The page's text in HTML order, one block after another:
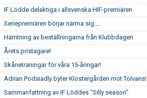
IF Lödde delaktiga i allsvenska HIF-premiären
Seriepremiären börjar närma sig....
Hämtning av beställningarna från Klubbdagen
Årets pristagare!
Skåneträningar för våra 15-åringar!
Adrian Podsiadly byter Klostergården mot Tolvans!
Sammanfattning av IF Löddes "Silly season"